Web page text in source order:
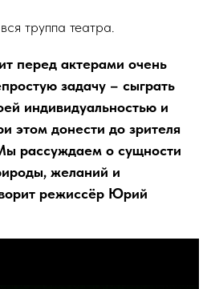
труппа театра.
перед актерами очень
задачу – сыграть
индивидуальностью и
этом донести до зрителя
рассуждаем о сущности
желаний и
режиссёр Юрий